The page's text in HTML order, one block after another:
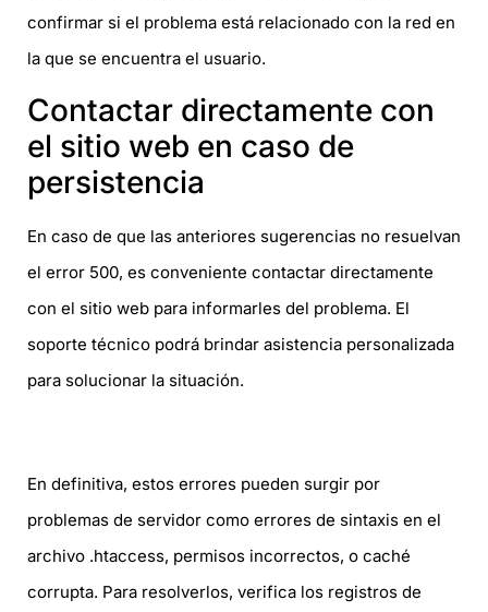
confirmar si el problema está relacionado con la red en
la que se encuentra el usuario.
Contactar directamente con
el sitio web en caso de
persistencia
En caso de que las anteriores sugerencias no resuelvan
el error 500, es conveniente contactar directamente
con el sitio web para informarles del problema. El
soporte técnico podrá brindar asistencia personalizada
para solucionar la situación.
En definitiva, estos errores pueden surgir por
problemas de servidor como errores de sintaxis en el
archivo .htaccess, permisos incorrectos, o caché
corrupta. Para resolverlos, verifica los registros de